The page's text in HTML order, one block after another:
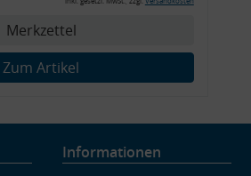
Merkzettel
Zum Artikel
Informationen